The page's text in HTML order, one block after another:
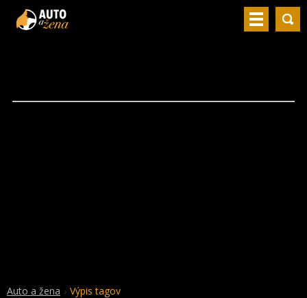
Auto a žena Výpis tagov